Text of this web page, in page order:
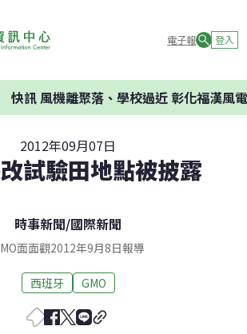
電子報 登入
快訊風機離聚落、學校過近 彰化福漢風電
2012年09月07日
試驗田地點被披露
時事新聞/國際新聞
面面觀2012年9月8日報導
西班牙 GMO